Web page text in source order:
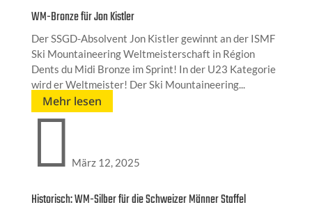
WM-Bronze für Jon Kistler
Der SSGD-Absolvent Jon Kistler gewinnt an der ISMF
Ski Mountaineering Weltmeisterschaft in Région
Dents du Midi Bronze im Sprint! In der U23 Kategorie
wird er Weltmeister! Der Ski Mountaineering...
Mehr lesen
 März 12, 2025
Historisch: WM-Silber für die Schweizer Männer Staffel